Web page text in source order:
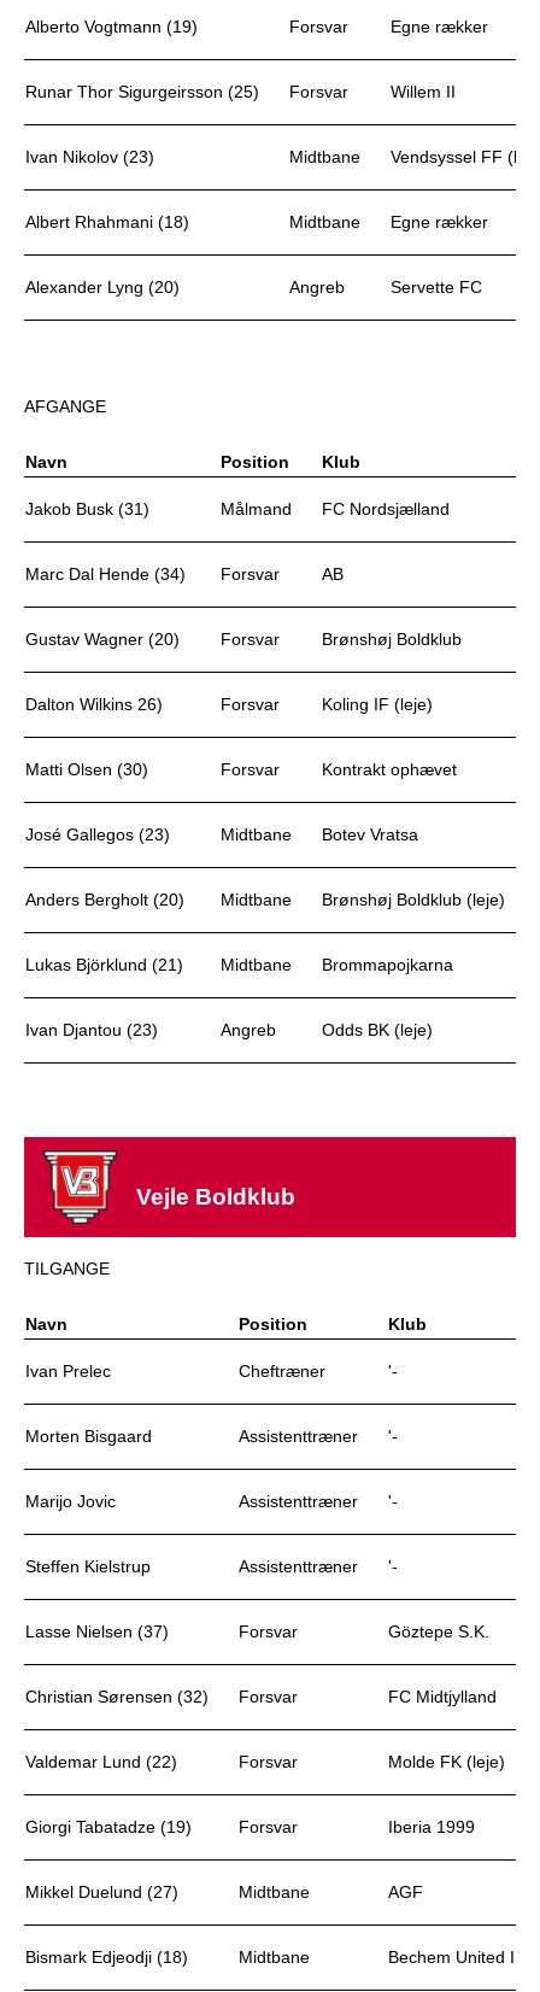
Alberto Vogtmann (19) Forsvar Egne rækker
Runar Thor Sigurgeirsson (25) Forsvar Willem II
Ivan Nikolov (23) Midtbane Vendsyssel FF
Albert Rhahmani (18) Midtbane Egne rækker
Alexander Lyng (20) Angreb Servette FC
AFGANGE
Navn Position Klub
Jakob Busk (31) Målmand FC Nordsjælland
Marc Dal Hende (34) Forsvar AB
Gustav Wagner (20) Forsvar Brønshøj Boldklub
Dalton Wilkins 26) Forsvar Koling IF (leje)
Matti Olsen (30) Forsvar Kontrakt ophævet
José Gallegos (23) Midtbane Botev Vratsa
Anders Bergholt (20) Midtbane Brønshøj Boldklub (leje)
Lukas Björklund (21) Midtbane Brommapojkarna
Ivan Djantou (23) Angreb Odds BK (leje)
Vejle Boldklub
TILGANGE
Navn Position Klub
Ivan Prelec Cheftræner '-
Morten Bisgaard Assistenttræner '-
Marijo Jovic Assistenttræner '-
Steffen Kielstrup Assistenttræner '-
Lasse Nielsen (37) Forsvar Göztepe S.K.
Christian Sørensen (32) Forsvar FC Midtjylland
Valdemar Lund (22) Forsvar Molde FK (leje)
Giorgi Tabatadze (19) Forsvar Iberia 1999
Mikkel Duelund (27) Midtbane AGF
Bismark Edjeodji (18) Midtbane Bechem United II